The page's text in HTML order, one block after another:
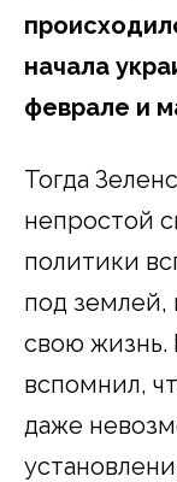
начала
феврале и
Тогда
непростой
политики
под землей,
свою
вспомнил,
даже